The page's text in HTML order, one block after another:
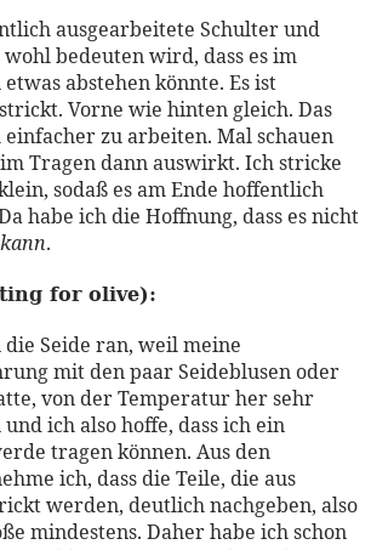
ausgearbeitete Schulter und
bedeuten wird, dass es im
abstehen könnte. Es ist
Vorne wie hinten gleich. Das
zu arbeiten. Mal schauen
Tragen dann auswirkt. Ich stricke
sodaß es am Ende hoffentlich
habe ich die Hoffnung, dass es nicht
kann.
for olive):
Seide ran, weil meine
mit den paar Seideblusen oder
von der Temperatur her sehr
ich also hoffe, dass ich ein
tragen können. Aus den
ich, dass die Teile, die aus
werden, deutlich nachgeben, also
mindestens. Daher habe ich schon